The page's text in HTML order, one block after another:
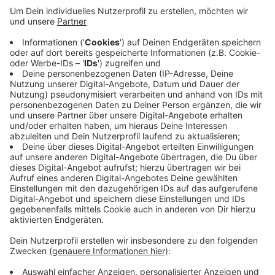
Die Angebote kommen gut an, bisher wurden etwa 270
Karten an Familien in Seppenrade und Lüdinghausen
ausgegeben. Die Karte ermöglicht Familien an vielen
Angeboten teilzunehmen und es gibt Rabatte beim
Shoppen und beim Restaurantbesuch. Familien in
Seppenrade und Lüdinghausen, die noch keine
Familienkarte haben, beantragen eine unter
familie@stadt-luedinghausen.de oder unter
02591/926-901.
Anzeige